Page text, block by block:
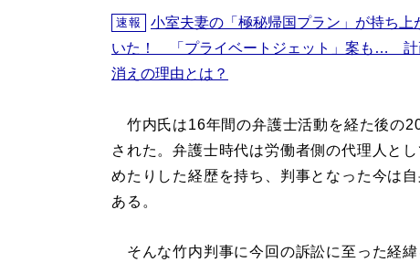
速報
小室夫妻の「極秘帰国プラン」が持ち上
いた！ 「プライベートジェット」案も… 計
消えの理由とは？
竹内氏は16年間の弁護士活動を経た後の
された。弁護士時代は労働者側の代理人と
めたりした経歴を持ち、判事となった今は
ある。
そんな竹内判事に今回の訴訟に至った経緯